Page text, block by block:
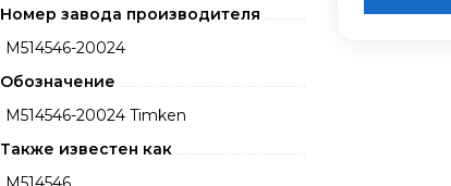
Номер завода производителя
M514546-20024
Обозначение
M514546-20024 Timken
Также известен как